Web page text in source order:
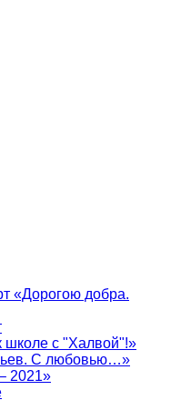
«Дорогою добра.
школе с "Халвой"!»
С любовью…»
2021»